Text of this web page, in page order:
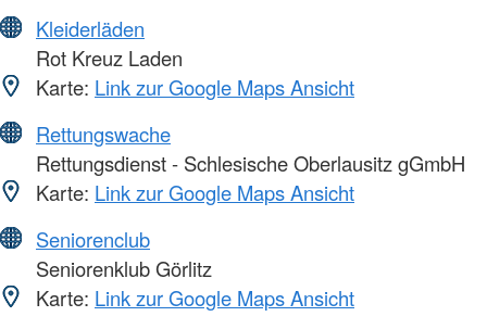
Kleiderläden
Rot Kreuz Laden
Karte: Link zur Google Maps Ansicht
Rettungswache
Rettungsdienst - Schlesische Oberlausitz gGmbH
Karte: Link zur Google Maps Ansicht
Seniorenclub
Seniorenklub Görlitz
Karte: Link zur Google Maps Ansicht